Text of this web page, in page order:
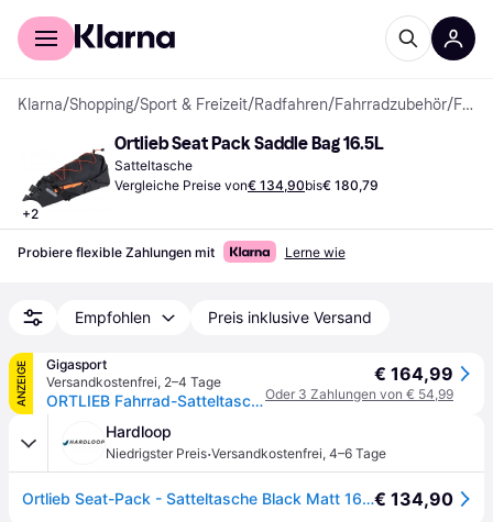
Für Shopper
Klarna/Shopping/Sport & Freizeit/Radfahren/Fahrradzubehör/ Fahrradtaschen & Körbe
+2
Ortlieb Seat Pack Saddle Bag 16.5L
Satteltasche
Vergleiche Preise von€ 134,90bis€ 180,79
Probiere flexible Zahlungen mit Lerne wie
Empfohlen Preis inklusive Versand
ANZEIGE
Gigasport
Versandkostenfrei, 2–4 Tage
ORTLIEB Fahrrad-Satteltasche Seatpack 16.5 L schwarz - EG
€ 164,99
Oder 3 Zahlungen von € 54,99
Hardloop
Niedrigster Preis·Versandkostenfrei, 4–6 Tage
Ortlieb Seat-Pack - Satteltasche Black Matt 16,5 L€ 134,90